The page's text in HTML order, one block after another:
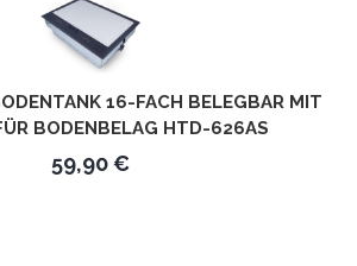
16-FACH BELEGBAR MIT
BODENBELAG HTD-626AS
59,90 €